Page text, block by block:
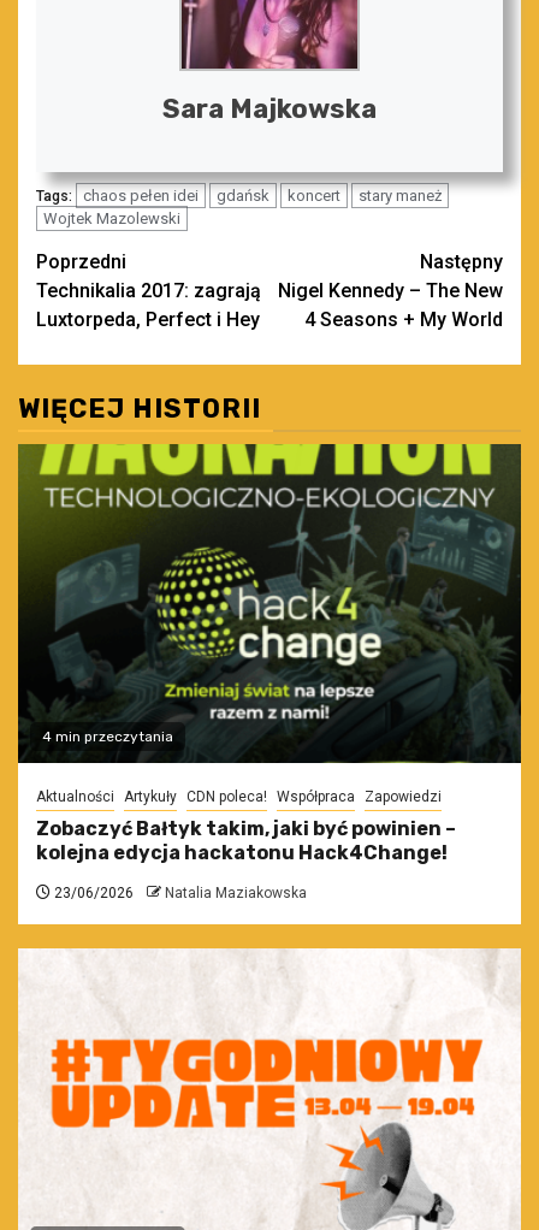
Sara Majkowska
Tags: chaos pełen idei gdańsk koncert
stary maneż
Wojtek Mazolewski
Zobacz
wpisy
Poprzedni
Technikalia 2017: zagrają
Luxtorpeda, Perfect i Hey
Następny
Nigel Kennedy – The New
4 Seasons + My World
WIĘCEJ HISTORII
4 min przeczytania
Aktualności Artykuły CDN poleca! Współpraca Zapowiedzi
Zobaczyć Bałtyk takim, jaki być powinien –
kolejna edycja hackatonu Hack4Change!
23/06/2026 Natalia Maziakowska